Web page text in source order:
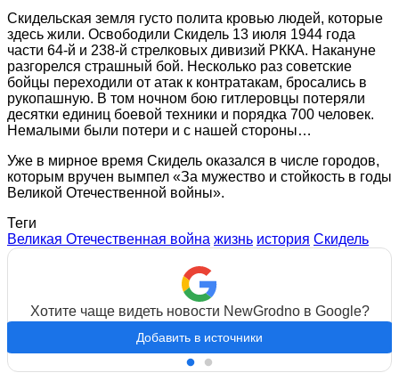
Скидельская земля густо полита кровью людей, которые
здесь жили. Освободили Скидель 13 июля 1944 года
части 64-й и 238-й стрелковых дивизий РККА. Накануне
разгорелся страшный бой. Несколько раз советские
бойцы переходили от атак к контратакам, бросались в
рукопашную. В том ночном бою гитлеровцы потеряли
десятки единиц боевой техники и порядка 700 человек.
Немалыми были потери и с нашей стороны…
Уже в мирное время Скидель оказался в числе городов,
которым вручен вымпел «За мужество и стойкость в годы
Великой Отечественной войны».
Теги
Великая Отечественная война жизнь история Скидель
Хотите чаще видеть новости NewGrodno в Google?
Добавить в источники